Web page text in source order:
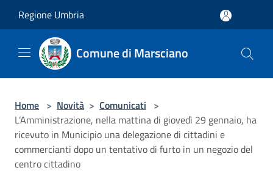
Regione Umbria
Comune di Marsciano
Home > Novità > Comunicati >
L’Amministrazione, nella mattina di giovedì 29 gennaio, ha
ricevuto in Municipio una delegazione di cittadini e
commercianti dopo un tentativo di furto in un negozio del
centro cittadino